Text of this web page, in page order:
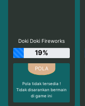
Doki Doki Fireworks
19%
Pola tidak tersedia !
Tidak disarankan bermain
di game ini